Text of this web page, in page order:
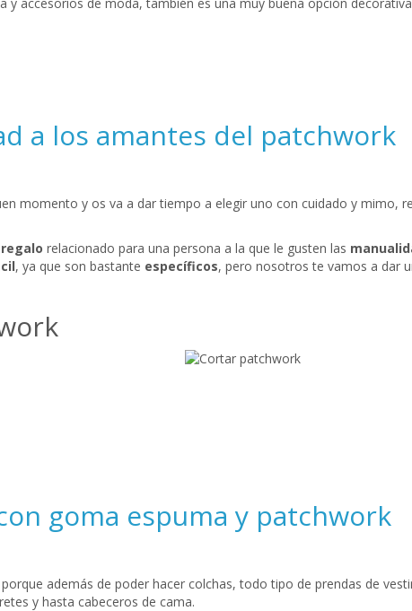
a los amantes del patchwork
momento y os va a dar tiempo a elegir uno con cuidado y mimo,
regalo relacionado para una persona a la que le gusten las
, ya que son bastante específicos, pero nosotros te vamos a dar
goma espuma y patchwork
además de poder hacer colchas, todo tipo de prendas de
y hasta cabeceros de cama.